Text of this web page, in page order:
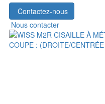
Contactez-nous
Nous contacter